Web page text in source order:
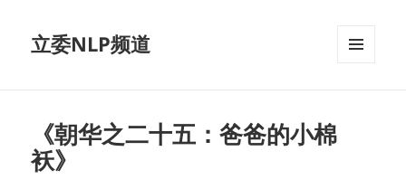
立委NLP频道
《朝华之二十五：爸爸的小棉
袄》